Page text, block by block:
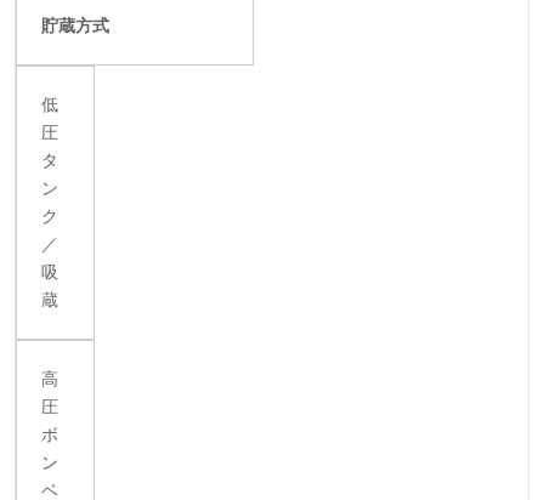
貯蔵方式
低
圧
タ
ン
ク
／
吸
蔵
高
圧
ボ
ン
ベ